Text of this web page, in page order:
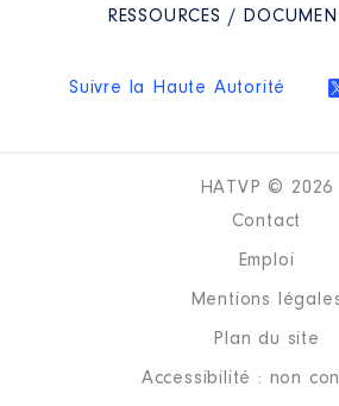
RESSOURCES /
Suivre la Haute Autorité
HATVP © 2026
Contact
Emploi
Mentions
Plan du site
Accessibilité : non